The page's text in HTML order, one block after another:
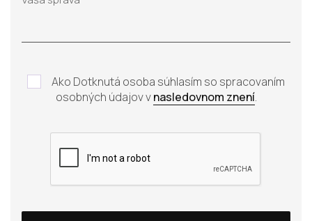
Ako Dotknutá osoba súhlasím so spracovaním
osobných údajov vnasledovnom znení.